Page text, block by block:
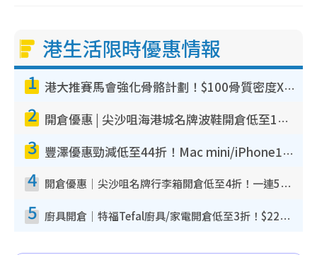
港生活限時優惠情報
1 港大推賽馬會強化骨骼計劃！$100骨質密度X光檢查 完成免費運動訓練送超市禮券！附參加資格
2 開倉優惠 | 尖沙咀海港城名牌波鞋開倉低至1折！On鞋$899起／Joy&Peace鞋履$98起
3 豐澤優惠勁減低至44折！Mac mini/iPhone17Pro大減價！廚房家電$220起
4 開倉優惠｜尖沙咀名牌行李箱開倉低至4折！一連5日 American Tourister/ace./Hallmark $200起！
5 廚具開倉｜特福Tefal廚具/家電開倉低至3折！$220起買平底鍋/炒鑊/湯煲！電飯煲/吸塵機/燙斗$418起